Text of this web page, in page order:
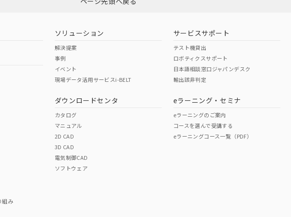
ダウンロードはこちら
O
等で未対応品が混在する可能性があります。
合わせください。
組み
ソリューション
解決提案
事例
イベント
現場データ活用サービスi-BELT
ダウンロードセンタ
カタログ
マニュアル
2D CAD
3D CAD
電気制御CAD
ソフトウェア
サービスサポート
テスト機貸出
ロボティクスサポート
日本語相談窓口ジャパンデスク
輸出該非判定
eラーニング・セミナ
eラーニングのご案内
コースを選んで受講する
eラーニングコース一覧（PDF）